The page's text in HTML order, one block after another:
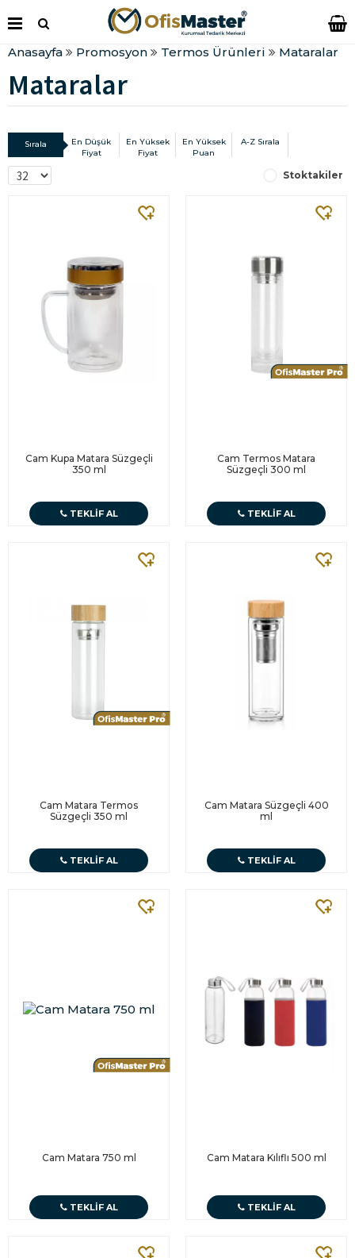
Anasayfa Promosyon Termos Ürünleri Mataralar
Mataralar
Sırala
En Düşük
Fiyat
En Yüksek
Fiyat
En Yüksek
Puan
A-Z Sırala
Stoktakiler
Cam Kupa Matara Süzgeçli
350 ml
TEKLIF AL
Cam Termos Matara
Süzgeçli 300 ml
TEKLIF AL
Cam Matara Termos
Süzgeçli 350 ml
TEKLIF AL
Cam Matara Süzgeçli 400
ml
TEKLIF AL
Cam Matara 750 ml
TEKLIF AL
Cam Matara Kılıflı 500 ml
TEKLIF AL